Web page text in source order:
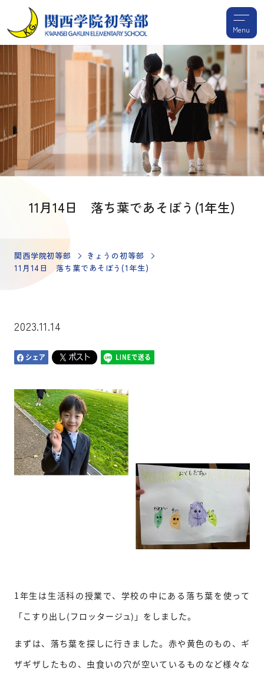
Menu
11月14日 落ち葉であそぼう(1年生)
関西学院初等部
きょうの初等部
11月14日 落ち葉であそぼう(1年生)
2023.11.14
1年生は生活科の授業で、学校の中にある落ち葉を使って
「こすり出し(フロッタージュ)」をしました。
まずは、落ち葉を探しに行きました。赤や黄色のもの、ギ
ザギザしたもの、虫食いの穴が空いているものなど様々な